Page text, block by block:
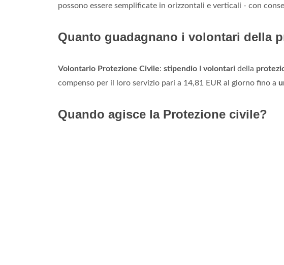
possono essere semplificate in orizzontali e verticali - con
Quanto guadagnano i volontari della
Volontario Protezione Civile: stipendio volontari della
compenso per il loro servizio pari a 14,81 EUR al giorno fino a
Quando agisce la Protezione civile?